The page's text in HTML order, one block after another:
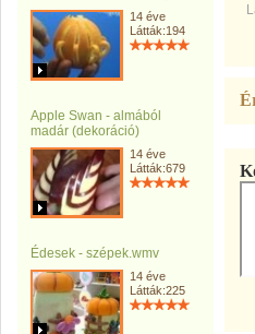
14 éve
Látták:194
Apple Swan - almából
madár (dekoráció)
14 éve
Látták:679
Édesek - szépek.wmv
14 éve
Látták:225